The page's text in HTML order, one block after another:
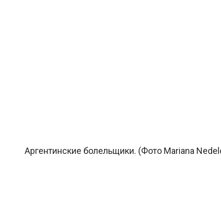
Аргентинские болельщики. (Фото Mariana